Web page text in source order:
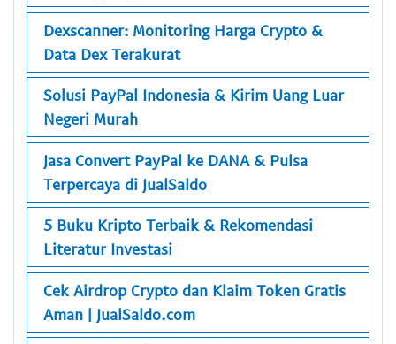
Dexscanner: Monitoring Harga Crypto &
Data Dex Terakurat
Solusi PayPal Indonesia & Kirim Uang Luar
Negeri Murah
Jasa Convert PayPal ke DANA & Pulsa
Terpercaya di JualSaldo
5 Buku Kripto Terbaik & Rekomendasi
Literatur Investasi
Cek Airdrop Crypto dan Klaim Token Gratis
Aman | JualSaldo.com